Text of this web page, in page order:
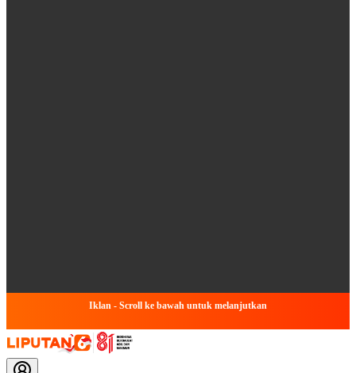
Iklan - Scroll ke bawah untuk melanjutkan